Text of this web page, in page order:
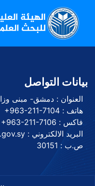
بيانات التواصل
العنوان : دمشق- مبنى
هاتف : +963-211-7104
فاكس : +963-211-7106
البريد الالكتروني : manager@hcsr.gov.sy
ص.ب : 30151